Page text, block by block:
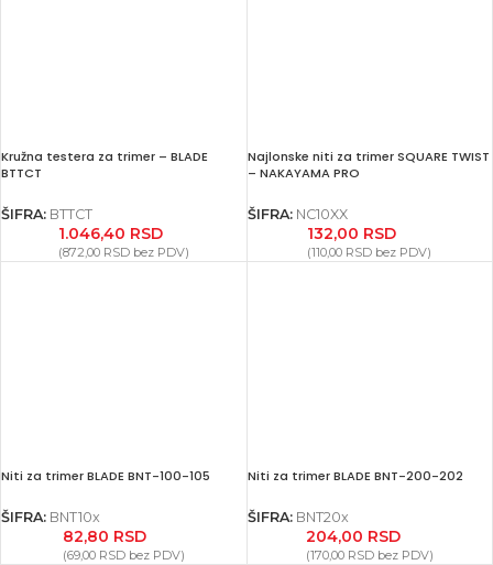
Kružna testera za trimer – BLADE
BTTCT
ŠIFRA: BTTCT
1.046,40 RSD
(872,00 RSDbez PDV)
Najlonske niti za trimer SQUARE TWIST
– NAKAYAMA PRO
ŠIFRA: NC10XX
132,00 RSD
(110,00 RSD bez PDV)
Niti za trimer BLADE BNT-100-105
ŠIFRA: BNT10x
82,80 RSD
(69,00 RSDbez PDV)
Niti za trimer BLADE BNT-200-202
ŠIFRA: BNT20x
204,00 RSD
(170,00 RSDbez PDV)